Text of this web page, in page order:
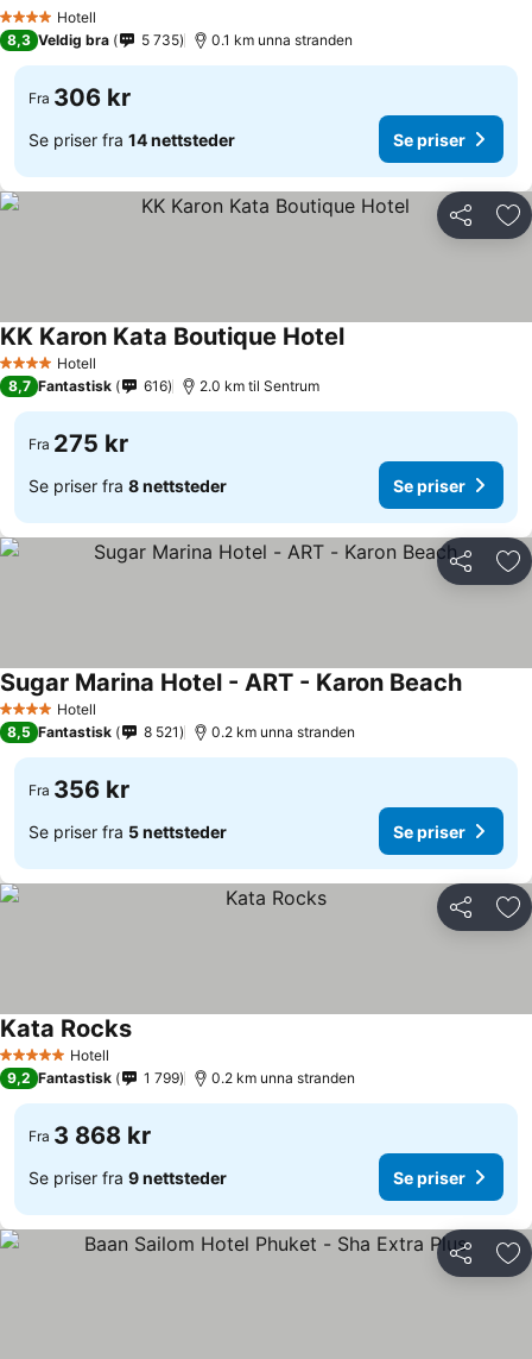
4 StjernerHotell
8,3 Veldig bra 5 735 0.1 km unna stranden
Fra 306 kr
Se priser fra 14 nettsteder Se priser
Del
4 StjernerHotell
KK Karon Kata Boutique Hotel
8,7 Fantastisk 616 2.0 km til Sentrum
Fra 275 kr
Se priser fra 8 nettsteder Se priser
Del
4 StjernerHotell
Sugar Marina Hotel - ART - Karon Beach
8,5 Fantastisk 8 521 0.2 km unna stranden
Fra 356 kr
Se priser fra 5 nettsteder Se priser
Del
5 Stjerner Hotell
Kata Rocks
9,2 Fantastisk 1 799 0.2 km unna stranden
Fra 3 868 kr
Se priser fra 9 nettsteder Se priser
Del